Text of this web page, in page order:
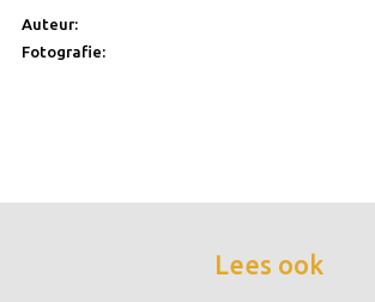
Auteur:
Fotografie:
Lees ook